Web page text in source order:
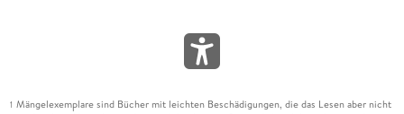
1 Mängelexemplare sind Bücher mit leichten Beschädigungen, die das Lesen aber nicht